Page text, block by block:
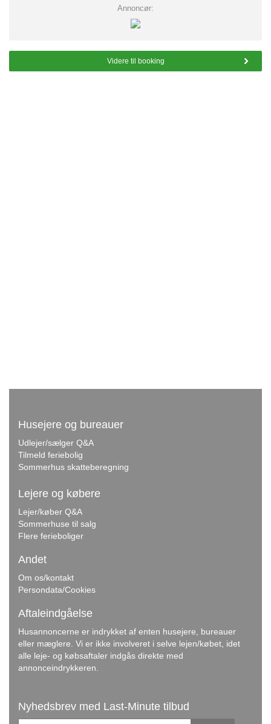
Annoncør:
Videre til booking
Husejere og bureauer
Udlejer/sælger Q&A
Tilmeld feriebolig
Sommerhus skatteberegning
Lejere og købere
Lejer/køber Q&A
Sommerhuse til salg
Flere ferieboliger
Andet
Om os/kontakt
Persondata/Cookies
Aftaleindgåelse
Husannoncerne er indrykket af enten husejere, bureauer
eller mæglere. Vi er ikke involveret i selve lejen/købet, idet
alle leje- og købsaftaler indgås direkte med
annonceindrykkeren.
Nyhedsbrev med Last-Minute tilbud